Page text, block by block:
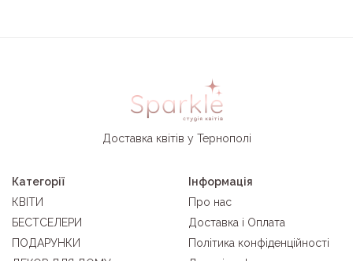
Доставка квітів у Тернополі
Категорії
КВІТИ
БЕСТСЕЛЕРИ
ПОДАРУНКИ
Інформація
Про нас
Доставка і Оплата
Політика конфіденційності